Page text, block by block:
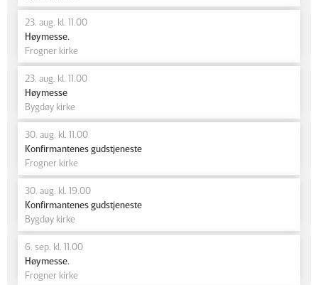
23. aug. kl. 11.00
Høymesse.
Frogner kirke
23. aug. kl. 11.00
Høymesse
Bygdøy kirke
30. aug. kl. 11.00
Konfirmantenes gudstjeneste
Frogner kirke
30. aug. kl. 19.00
Konfirmantenes gudstjeneste
Bygdøy kirke
6. sep. kl. 11.00
Høymesse.
Frogner kirke